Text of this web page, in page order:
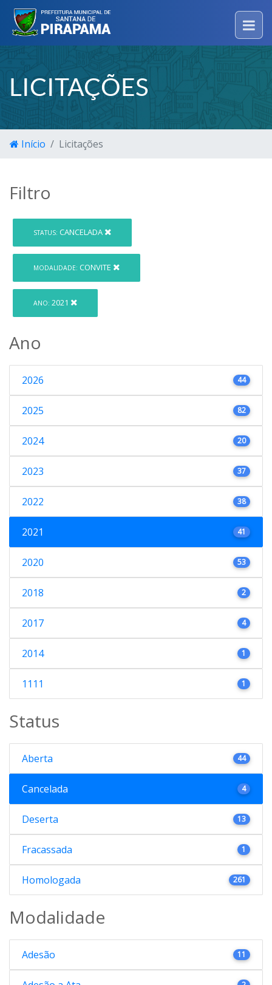
LICITAÇÕES
Início Licitações
Filtro
STATUS: CANCELADA
MODALIDADE: CONVITE
ANO: 2021
Ano
2026 44
2025 82
2024 20
2023 37
2022 38
2021 41
2020 53
2018 2
2017 4
2014 1
1111 1
Status
Aberta 44
Cancelada 4
Deserta 13
Fracassada 1
Homologada 261
Modalidade
Adesão 11